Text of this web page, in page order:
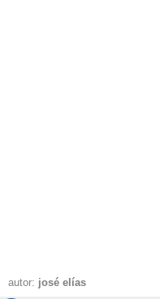
autor: josé elías